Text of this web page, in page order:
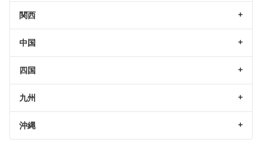
関西
中国
四国
九州
沖縄